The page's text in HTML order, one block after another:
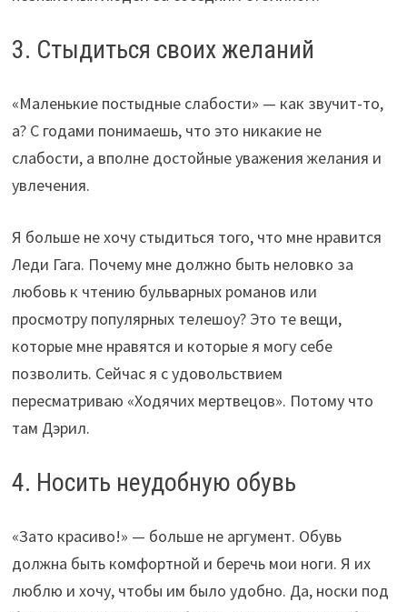
3. Стыдиться своих желаний
«Маленькие постыдные слабости» — как звучит-то,
а? С годами понимаешь, что это никакие не
слабости, а вполне достойные уважения желания и
увлечения.
Я больше не хочу стыдиться того, что мне нравится
Леди Гага. Почему мне должно быть неловко за
любовь к чтению бульварных романов или
просмотру популярных телешоу? Это те вещи,
которые мне нравятся и которые я могу себе
позволить. Сейчас я с удовольствием
пересматриваю «Ходячих мертвецов». Потому что
там Дэрил.
4. Носить неудобную обувь
«Зато красиво!» — больше не аргумент. Обувь
должна быть комфортной и беречь мои ноги. Я их
люблю и хочу, чтобы им было удобно. Да, носки под